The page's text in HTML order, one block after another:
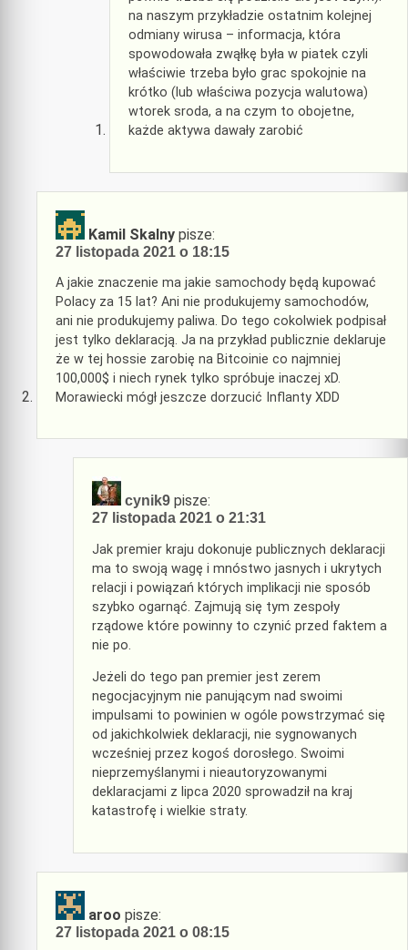
na naszym przykładzie ostatnim kolejnej
odmiany wirusa – informacja, która
spowodowała zwąłkę była w piatek czyli
właściwie trzeba było grac spokojnie na
krótko (lub właściwa pozycja walutowa)
wtorek sroda, a na czym to obojetne,
każde aktywa dawały zarobić
Kamil Skalny pisze:
27 listopada 2021 o 18:15
A jakie znaczenie ma jakie samochody będą kupować
Polacy za 15 lat? Ani nie produkujemy samochodów,
ani nie produkujemy paliwa. Do tego cokolwiek podpisał
jest tylko deklaracją. Ja na przykład publicznie deklaruje
że w tej hossie zarobię na Bitcoinie co najmniej
100,000$ i niech rynek tylko spróbuje inaczej xD.
Morawiecki mógł jeszcze dorzucić Inflanty XDD
cynik9 pisze:
27 listopada 2021 o 21:31
Jak premier kraju dokonuje publicznych deklaracji
ma to swoją wagę i mnóstwo jasnych i ukrytych
relacji i powiązań których implikacji nie sposób
szybko ogarnąć. Zajmują się tym zespoły
rządowe które powinny to czynić przed faktem a
nie po.
Jeżeli do tego pan premier jest zerem
negocjacyjnym nie panującym nad swoimi
impulsami to powinien w ogóle powstrzymać się
od jakichkolwiek deklaracji, nie sygnowanych
wcześniej przez kogoś dorosłego. Swoimi
nieprzemyślanymi i nieautoryzowanymi
deklaracjami z lipca 2020 sprowadził na kraj
katastrofę i wielkie straty.
aroo pisze:
27 listopada 2021 o 08:15